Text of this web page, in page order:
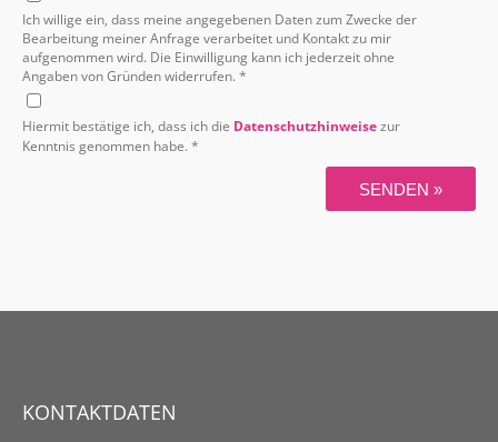
KONTAKTDATEN
Ich willige ein, dass meine angegebenen Daten zum Zwecke der
Bearbeitung meiner Anfrage verarbeitet und Kontakt zu mir
aufgenommen wird. Die Einwilligung kann ich jederzeit ohne
Angaben von Gründen widerrufen. *
Hiermit bestätige ich, dass ich die Datenschutzhinweisezur
Kenntnis genommen habe. *
SENDEN »